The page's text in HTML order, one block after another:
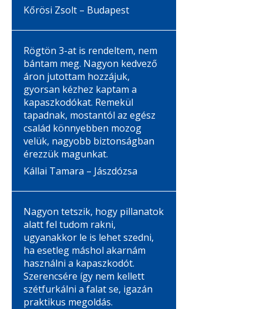
Kőrösi Zsolt – Budapest
Rögtön 3-at is rendeltem, nem
bántam meg. Nagyon kedvező
áron jutottam hozzájuk,
gyorsan kézhez kaptam a
kapaszkodókat. Remekül
tapadnak, mostantól az egész
család könnyebben mozog
velük, nagyobb biztonságban
érezzük magunkat.
Kállai Tamara – Jászdózsa
Nagyon tetszik, hogy pillanatok
alatt fel tudom rakni,
ugyanakkor le is lehet szedni,
ha esetleg máshol akarnám
használni a kapaszkodót.
Szerencsére így nem kellett
szétfurkálni a falat se, igazán
praktikus megoldás.